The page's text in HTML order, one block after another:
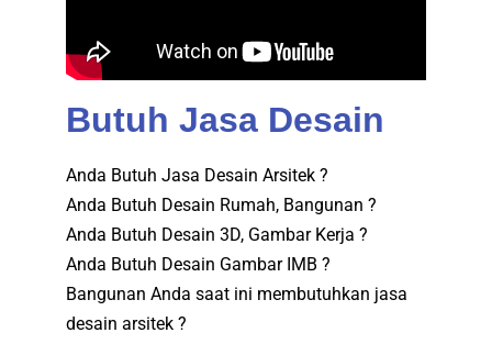
Butuh Jasa Desain
Anda Butuh Jasa Desain Arsitek ?
Anda Butuh Desain Rumah, Bangunan ?
Anda Butuh Desain 3D, Gambar Kerja ?
Anda Butuh Desain Gambar IMB ?
Bangunan Anda saat ini membutuhkan jasa
desain arsitek ?